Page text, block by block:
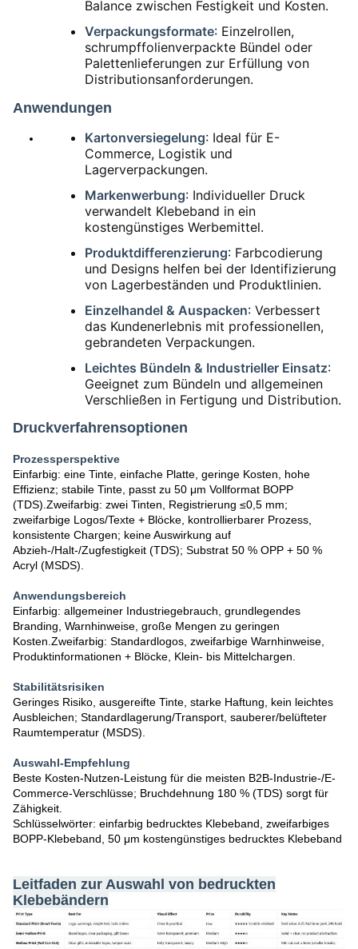
Balance zwischen Festigkeit und Kosten.
Verpackungsformate: Einzelrollen,
schrumpffolienverpackte Bündel oder
Palettenlieferungen zur Erfüllung von
Distributionsanforderungen.
Anwendungen
Kartonversiegelung: Ideal für E-
Commerce, Logistik und
Lagerverpackungen.
Markenwerbung: Individueller Druck
verwandelt Klebeband in ein
kostengünstiges Werbemittel.
Produktdifferenzierung: Farbcodierung
und Designs helfen bei der Identifizierung
von Lagerbeständen und Produktlinien.
Einzelhandel & Auspacken: Verbessert
das Kundenerlebnis mit professionellen,
gebrandeten Verpackungen.
Leichtes Bündeln & Industrieller Einsatz:
Geeignet zum Bündeln und allgemeinen
Verschließen in Fertigung und Distribution.
Druckverfahrensoptionen
Prozessperspektive
Einfarbig: eine Tinte, einfache Platte, geringe Kosten, hohe
Effizienz; stabile Tinte, passt zu 50 μm Vollformat BOPP
(TDS) .Zweifarbig: zwei Tinten, Registrierung ≤0,5 mm;
zweifarbige Logos/Texte + Blöcke, kontrollierbarer Prozess,
konsistente Chargen; keine Auswirkung auf
Abzieh-/Halt-/Zugfestigkeit (TDS); Substrat 50 % OPP + 50 %
Acryl (MSDS)
Anwendungsbereich
Einfarbig: allgemeiner Industriegebrauch, grundlegendes
Branding, Warnhinweise, große Mengen zu geringen
Kosten.Zweifarbig: Standardlogos, zweifarbige Warnhinweise,
Produktinformationen + Blöcke, Klein- bis Mittelchargen.
Stabilitätsrisiken
Geringes Risiko, ausgereifte Tinte, starke Haftung, kein leichtes
Ausbleichen; Standardlagerung/Transport, sauberer/belüfteter
Raumtemperatur (MSDS)
Auswahl-Empfehlung
Beste Kosten-Nutzen-Leistung für die meisten B2B-Industrie-/E-
Commerce-Verschlüsse; Bruchdehnung 180 % (TDS) sorgt für
Zähigkeit.
Schlüsselwörter: einfarbig bedrucktes Klebeband, zweifarbiges
BOPP-Klebeband, 50 μm kostengünstiges bedrucktes Klebeband
Leitfaden zur Auswahl von bedruckten
Klebebändern